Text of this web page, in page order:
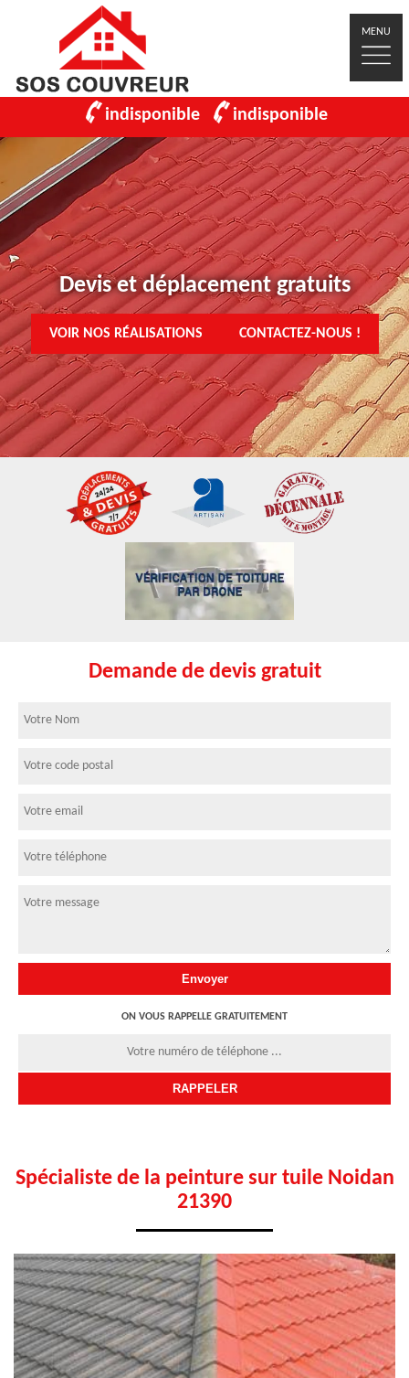
MENU
indisponible indisponible
Devis et déplacement gratuits
VOIR NOS RÉALISATIONS CONTACTEZ-NOUS !
Demande de devis gratuit
ON VOUS RAPPELLE GRATUITEMENT
Spécialiste de la peinture sur tuile Noidan
21390